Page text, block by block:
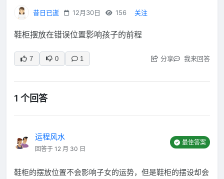
昔日已逝 12月30日 156 关注
鞋柜摆放在错误位置影响孩子的前程
7 0 1 分享 我来回答
1 个回答
运程风水
回答于 12 月 30 日
最佳答案
鞋柜的摆放位置不会影响子女的运势，但是鞋柜的摆设却会